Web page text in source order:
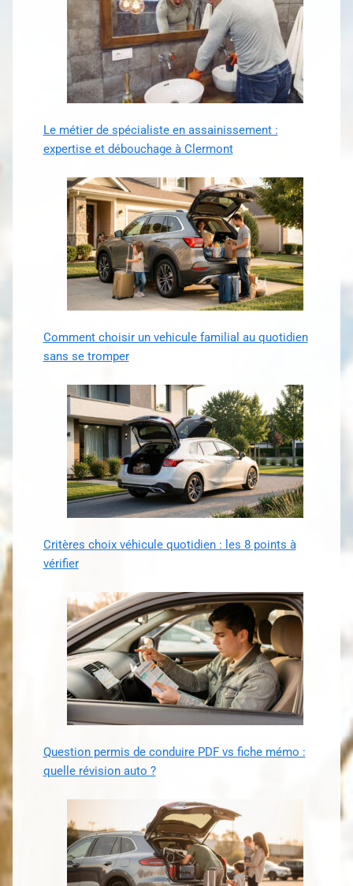
Le métier de spécialiste en assainissement :
expertise et débouchage à Clermont
Comment choisir un vehicule familial au quotidien
sans se tromper
Critères choix véhicule quotidien : les 8 points à
vérifier
Question permis de conduire PDF vs fiche mémo :
quelle révision auto ?